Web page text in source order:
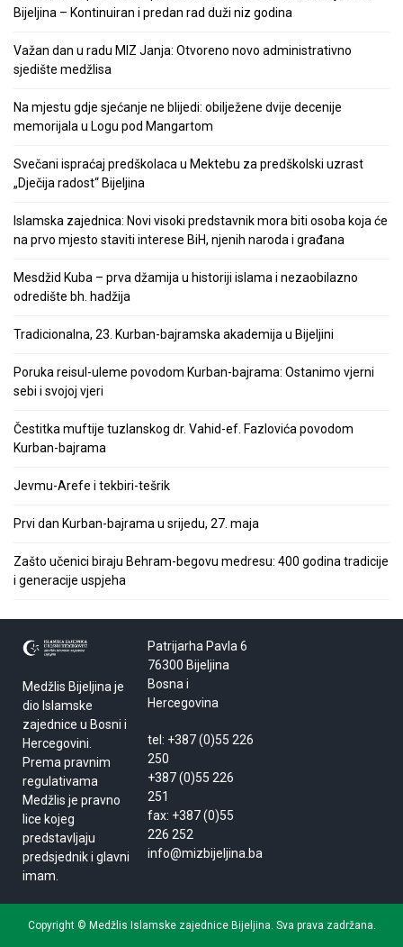
Bijeljina – Kontinuiran i predan rad duži niz godina
Važan dan u radu MIZ Janja: Otvoreno novo administrativno
sjedište medžlisa
Na mjestu gdje sjećanje ne blijedi: obilježene dvije decenije
memorijala u Logu pod Mangartom
Svečani ispraćaj predškolaca u Mektebu za predškolski uzrast
„Dječija radost“ Bijeljina
Islamska zajednica: Novi visoki predstavnik mora biti osoba koja će
na prvo mjesto staviti interese BiH, njenih naroda i građana
Mesdžid Kuba – prva džamija u historiji islama i nezaobilazno
odredište bh. hadžija
Tradicionalna, 23. Kurban-bajramska akademija u Bijeljini
Poruka reisul-uleme povodom Kurban-bajrama: Ostanimo vjerni
sebi i svojoj vjeri
Čestitka muftije tuzlanskog dr. Vahid-ef. Fazlovića povodom
Kurban-bajrama
Jevmu-Arefe i tekbiri-tešrik
Prvi dan Kurban-bajrama u srijedu, 27. maja
Zašto učenici biraju Behram-begovu medresu: 400 godina tradicije
i generacije uspjeha
Medžlis Bijeljina je
dio Islamske
zajednice u Bosni i
Hercegovini.
Prema pravnim
regulativama
Medžlis je pravno
lice kojeg
predstavljaju
predsjednik i glavni
imam.
Patrijarha Pavla 6
76300 Bijeljina
Bosna i
Hercegovina
tel: +387 (0)55 226
250
+387 (0)55 226
251
fax: +387 (0)55
226 252
info@mizbijeljina.ba
Copyright © Medžlis Islamske zajednice Bijeljina. Sva prava zadržana.